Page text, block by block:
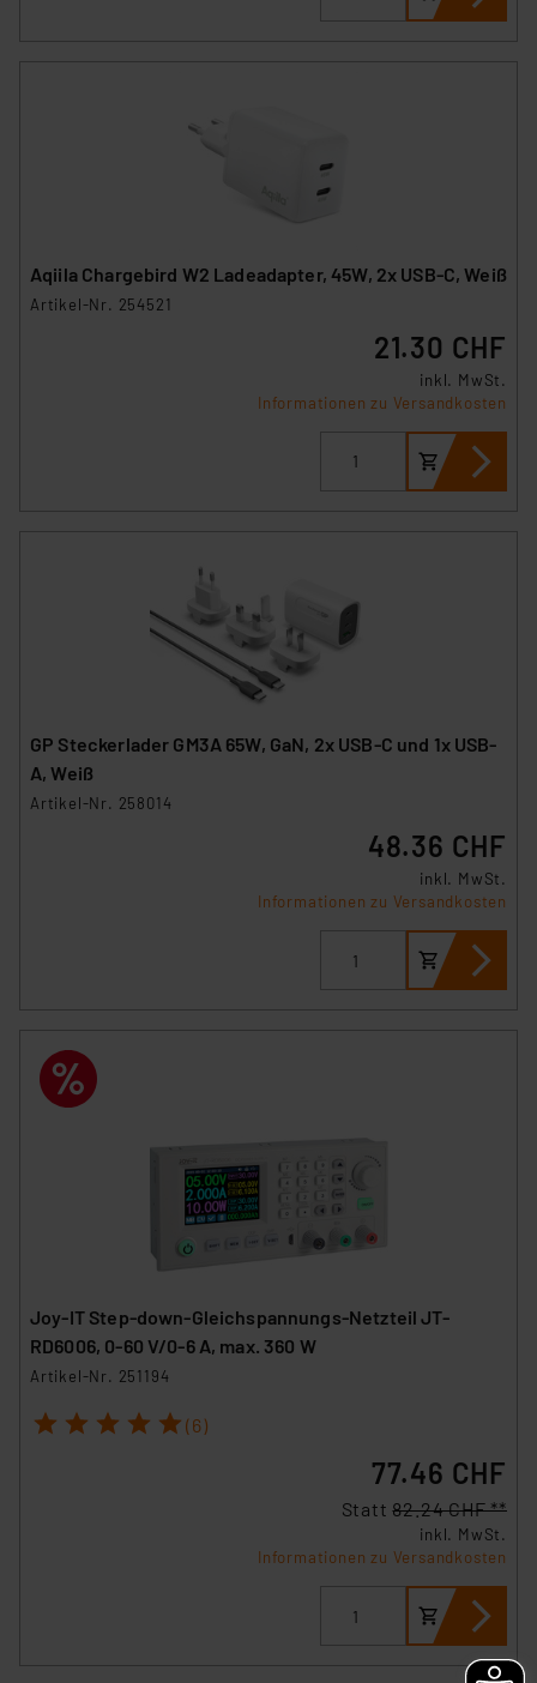
Aqiila Chargebird W2 Ladeadapter, 45W, 2x USB-C, Weiß
Artikel-Nr. 254521
21.30 CHF
inkl. MwSt.
Informationen zu Versandkosten
GP Steckerlader GM3A 65W, GaN, 2x USB-C und 1x USB-
A, Weiß
Artikel-Nr. 258014
48.36 CHF
inkl. MwSt.
Informationen zu Versandkosten
Joy-IT Step-down-Gleichspannungs-Netzteil JT-
RD6006, 0-60 V/0-6 A, max. 360 W
Artikel-Nr. 251194
1 2 3 4 5 (6)
77.46 CHF
Statt82.24 CHF **
inkl. MwSt.
Informationen zu Versandkosten